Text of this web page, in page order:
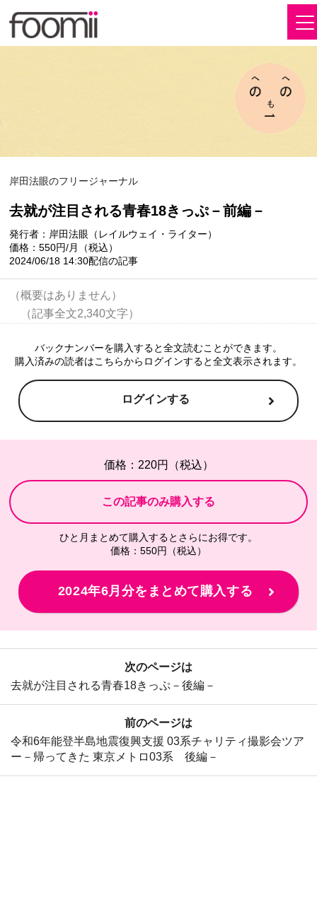
岸田法眼のフリージャーナル
去就が注目される青春18きっぷ－前編－
発行者：岸田法眼（レイルウェイ・ライター）
価格：550円/月（税込）
2024/06/18 14:30配信の記事
（概要はありません）
バックナンバーを購入すると全文読むことができます。
購入済みの読者はこちらからログインすると全文表示されます。
ログインする
価格：220円（税込）
ひと月まとめて購入するとさらにお得です。
価格：550円（税込）
2024年6月分をまとめて購入する
前のページは
令和6年能登半島地震復興支援 03系チャリティ撮影会ツア
ー－帰ってきた 東京メトロ03系 後編－
次のページは
去就が注目される青春18きっぷ－後編－